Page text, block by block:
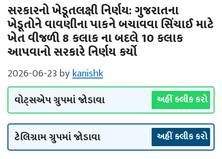
સરકારનો ખેડૂતલક્ષી નિર્ણય: ગુજરાતના
ખેડૂતોને વાવણીના પાકને બચાવવા સિંચાઈ માટે
ખેત વીજળી 8 કલાક ના બદલે 10 કલાક
આપવાનો સરકારે નિર્ણય કર્યો
2026-06-23 bykanishk
વોટ્સએપ ગ્રુપમાં જોડાવા અહીં ક્લીક કરો
ટેલિગ્રામ ગ્રુપમાં જોડાવા અહીં ક્લીક કરો